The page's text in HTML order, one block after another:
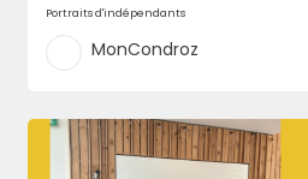
Portraits d'indépendants
MonCondroz